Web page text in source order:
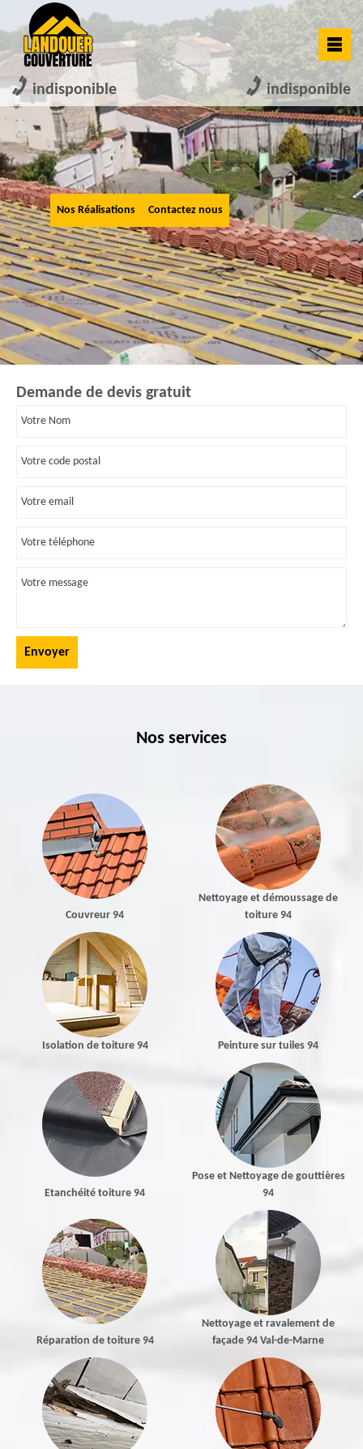
indisponible indisponible
Nos Réalisations Contactez nous
Demande de devis gratuit
Nos services
Couvreur 94
Nettoyage et démoussage de
toiture 94
Isolation de toiture 94 Peinture sur tuiles 94
Etanchéité toiture 94
Pose et Nettoyage de gouttières
94
Réparation de toiture 94
Nettoyage et ravalement de
façade 94 Val-de-Marne